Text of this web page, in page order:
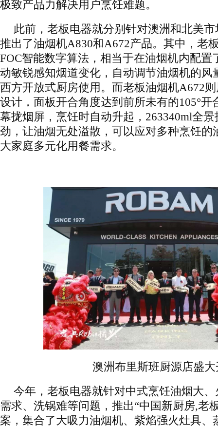
极致产品力解决用户烹饪难题。
此前，老板电器就分别针对澳洲和北美
推出了油烟机A830和A672产品。其中，老
FOC智能数字算法，相当于在油烟机内配置
动敏锐感知烟道变化，自动调节油烟机的风
西方开放式厨房使用。而老板油烟机A672
设计，面板开合角度达到前所未有的105°开
幕拢烟屏，烹饪时自动升起，263340ml全
劲，让油烟无处溢散，可以应对多种烹饪的
大家庭多元化用餐需求。
澳洲布里斯班厨源店盛大
今年，老板电器就针对中式烹饪油烟大
需求、洗锅难等问题，推出“中国新厨房,老
案，集合了大吸力油烟机、紫焰强火灶具、